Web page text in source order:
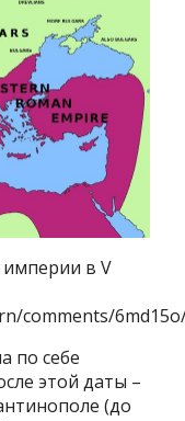
империи в V
comments/
по себе
этой даты –
(до